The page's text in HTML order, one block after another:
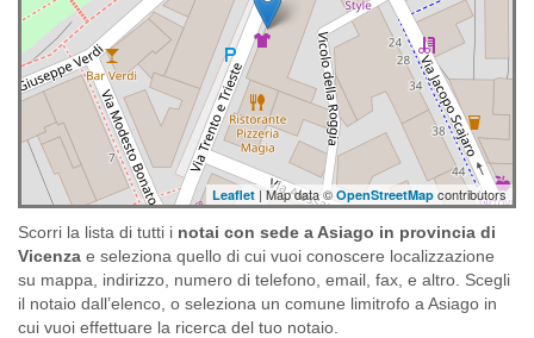
Leaflet | Map data © OpenStreetMap contributors
Scorri la lista di tutti i notai con sede a Asiago in provincia di
Vicenza e seleziona quello di cui vuoi conoscere localizzazione
su mappa, indirizzo, numero di telefono, email, fax, e altro. Scegli
il notaio dall’elenco, o seleziona un comune limitrofo a Asiago in
cui vuoi effettuare la ricerca del tuo notaio.